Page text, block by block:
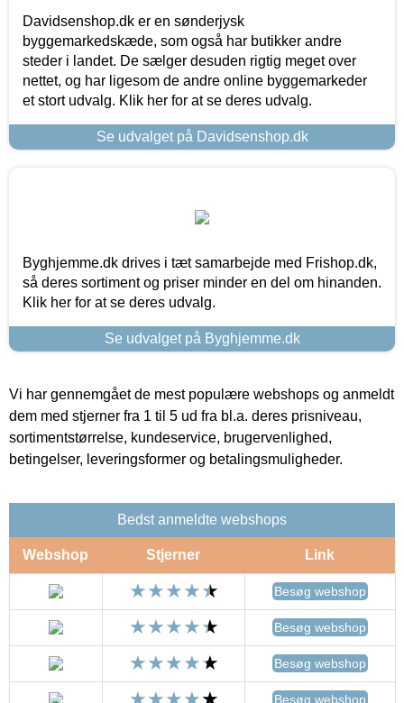
Davidsenshop.dk er en sønderjysk
byggemarkedskæde, som også har butikker andre
steder i landet. De sælger desuden rigtig meget over
nettet, og har ligesom de andre online byggemarkeder
et stort udvalg. Klik her for at se deres udvalg.
Se udvalget på Davidsenshop.dk
Byghjemme.dk drives i tæt samarbejde med Frishop.dk,
så deres sortiment og priser minder en del om hinanden.
Klik her for at se deres udvalg.
Se udvalget på Byghjemme.dk
Vi har gennemgået de mest populære webshops og anmeldt
dem med stjerner fra 1 til 5 ud fra bl.a. deres prisniveau,
sortimentstørrelse, kundeservice, brugervenlighed,
betingelser, leveringsformer og betalingsmuligheder.
Bedst anmeldte webshops
Webshop Stjerner Link
Besøg webshop
Besøg webshop
Besøg webshop
Besøg webshop